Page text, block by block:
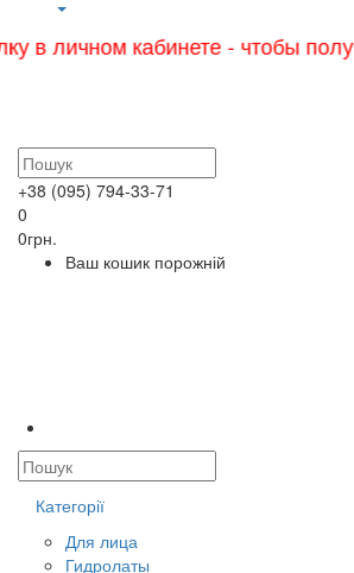
кабинете - чтобы
+38 (095) 794-33-71
0
0грн.
Ваш кошик порожній
Категорії
Для лица
Гидролаты